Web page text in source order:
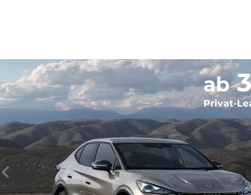
ab
Privat-